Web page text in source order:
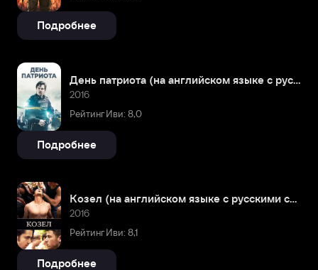
Подробнее
День патриота (на английском языке с русскими субтитрами)
2016
Рейтинг Иви: 8,0
Подробнее
Козел (на английском языке с русскими субтитрами)
2016
Рейтинг Иви: 8,1
Подробнее